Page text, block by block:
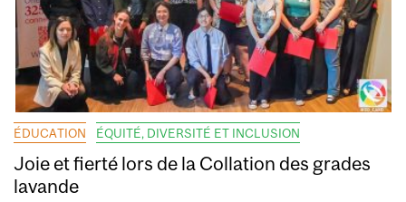
ÉDUCATION ÉQUITÉ, DIVERSITÉ ET INCLUSION
Joie et fierté lors de la Collation des grades
lavande